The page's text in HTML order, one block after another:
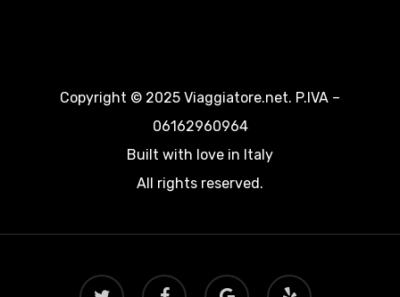
Copyright © 2025 Viaggiatore.net. P.IVA –
06162960964
Built with love in Italy
All rights reserved.
twitter facebook
google-
yelp